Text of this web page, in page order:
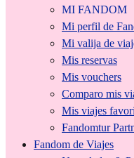
MI FANDOM
Mi perfil de
Mi valija de
Mis reservas
Mis vouchers
Comparo mis
Mis viajes
Fandomtur
Fandom de Viajes